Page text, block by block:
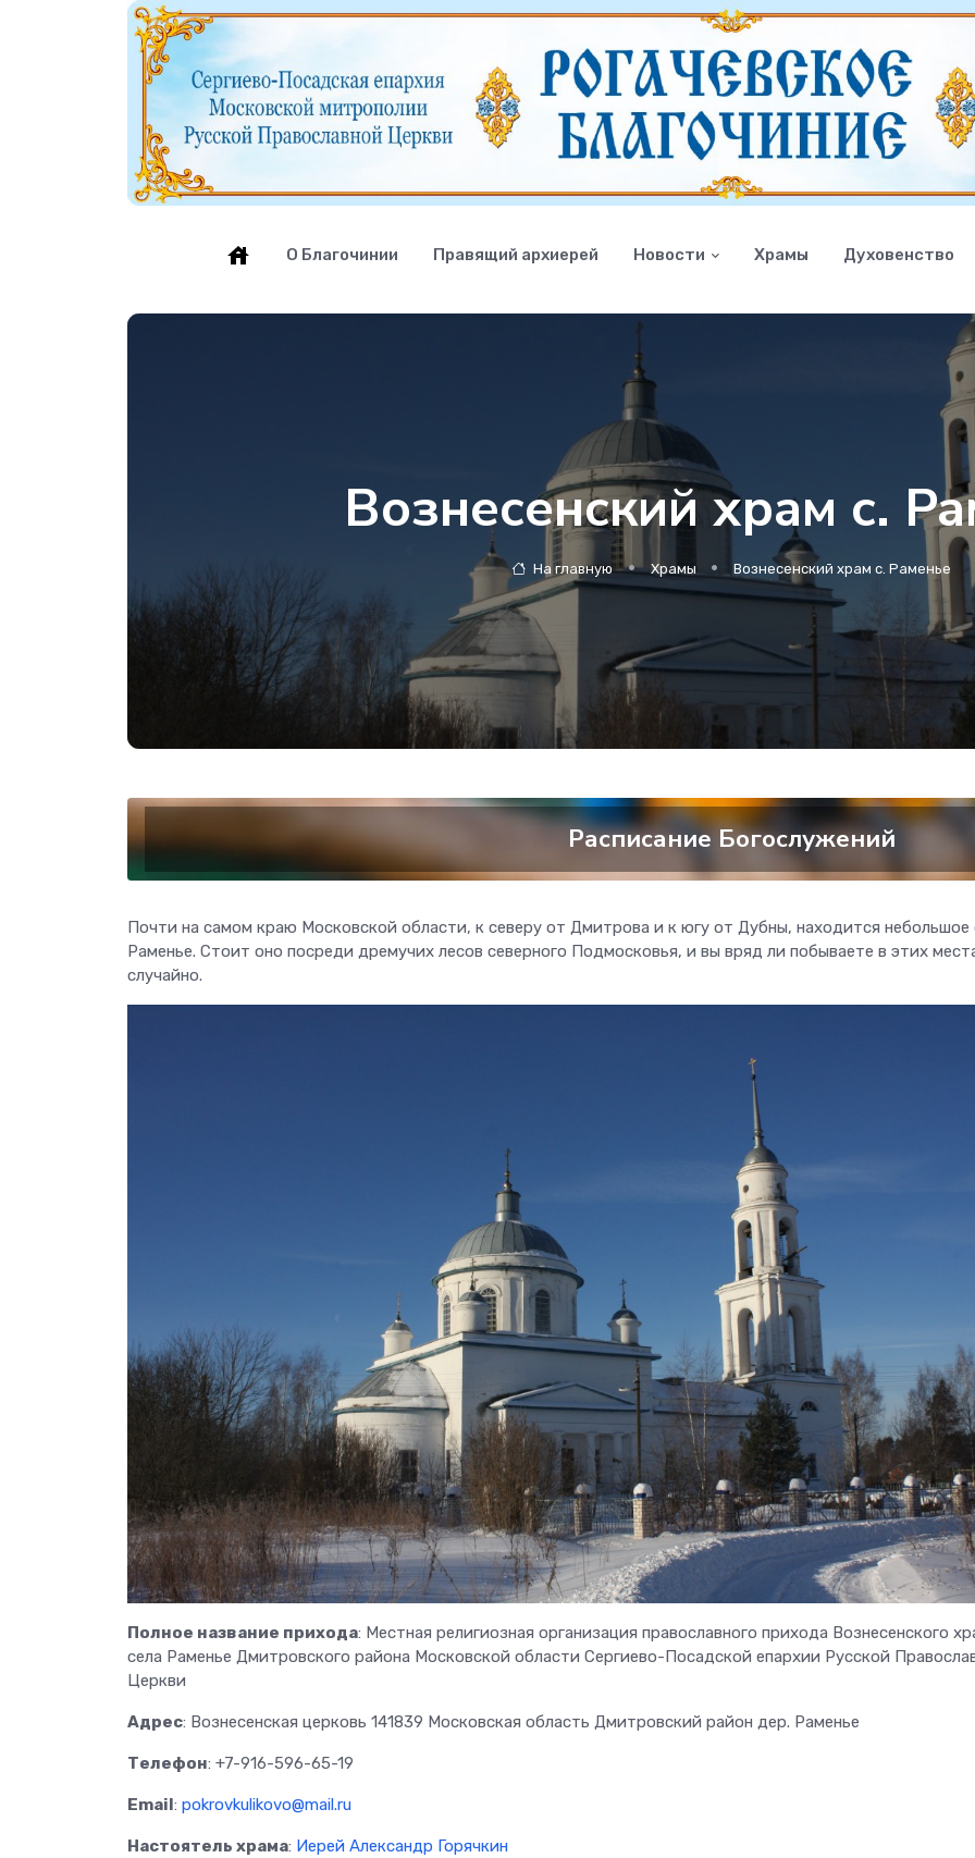
О Благочинии Правящий архиерей Новости Храмы Духовенство
Вознесенский храм с.
На главную Храмы Вознесенский храм с. Раменье
Расписание Богослужений
Почти на самом краю Московской области, к северу от Дмитрова и к югу от Дубны, находится небольшое
Раменье. Стоит оно посреди дремучих лесов северного Подмосковья, и вы вряд ли побываете в этих
случайно.
Полное название прихода: Местная религиозная организация православного прихода Вознесенского
села Раменье Дмитровского района Московской области Сергиево-Посадской епархии Русской
Церкви
Адрес: Вознесенская церковь 141839 Московская область Дмитровский район дер. Раменье
Телефон: +7-916-596-65-19
Email: pokrovkulikovo@mail.ru
Настоятель храма: Иерей Александр Горячкин